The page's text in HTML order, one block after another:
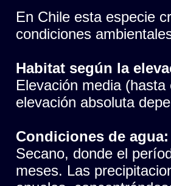
En Chile esta especie
condiciones
Habitat según la
Elevación media
elevación absoluta
Condiciones de agua:
Secano, donde el
meses. Las